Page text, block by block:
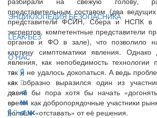
ЭНЦИКЛОПЕДИЯ БЕЗОПАСНИКА
LEAK-БЕЗ
О НАС
представительным составом (два
представители ФСИН, Сбера и НСПК в
экспертов, компетентные представители
органов и ФО в зале), что позволило
картину симптоматики явления. Однако
явления, как непобедимость
так и не удалось докопаться. А ведь
как образно выразился один из
давно бы пора хотя бы начать
время как добропорядочные участники
больше «отставать» от её решения.